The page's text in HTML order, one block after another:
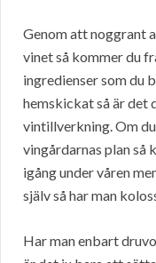
Genom att noggrant
vinet så kommer du
ingredienser som du
hemskickat så är det
vintillverkning. Om
vingårdarnas plan så
igång under våren
själv så har man
Har man enbart